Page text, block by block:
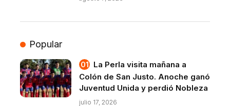
Popular
La Perla visita mañana a
Colón de San Justo. Anoche ganó
Juventud Unida y perdió Nobleza
julio 17, 2026